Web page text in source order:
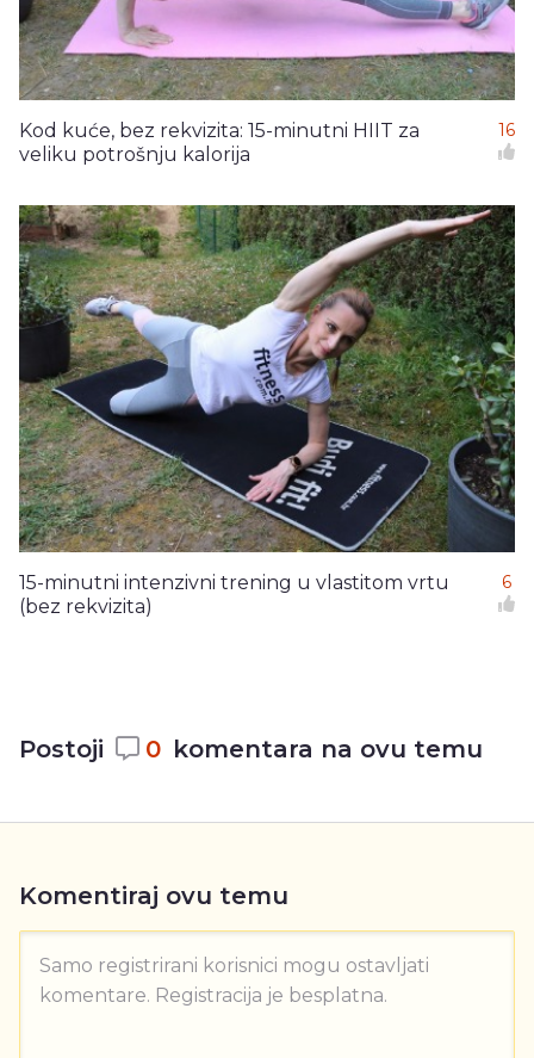
Kod kuće, bez rekvizita: 15-minutni HIIT za
veliku potrošnju kalorija
16
15-minutni intenzivni trening u vlastitom vrtu
(bez rekvizita)
6
Postoji 0 komentara na ovu temu
Komentiraj ovu temu
Samo registrirani korisnici mogu ostavljati
komentare. Registracija je besplatna.